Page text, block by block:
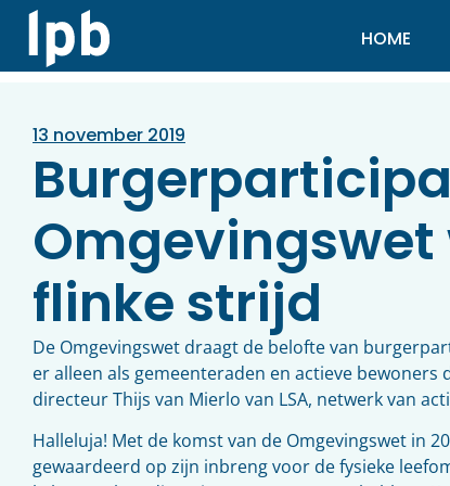
HOME
13 november 2019
flinke strijd
De Omgevingswet draagt de belofte van
er alleen als gemeenteraden en actieve bewoners
directeur Thijs van Mierlo van LSA, netwerk van
Halleluja! Met de komst van de Omgevingswet in
gewaardeerd op zijn inbreng voor de fysieke